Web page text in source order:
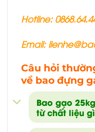
Hotline:
Email:
Câu hỏi
về bao đựng
Bao gạo
từ chất liệu